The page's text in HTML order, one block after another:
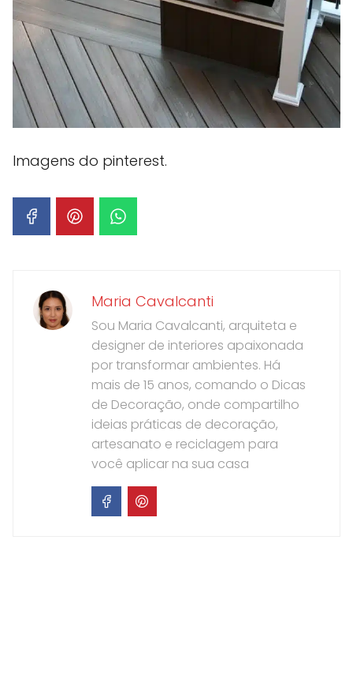
Imagens do pinterest.
Maria Cavalcanti
Sou Maria Cavalcanti, arquiteta e
designer de interiores apaixonada
por transformar ambientes. Há
mais de 15 anos, comando o Dicas
de Decoração, onde compartilho
ideias práticas de decoração,
artesanato e reciclagem para
você aplicar na sua casa